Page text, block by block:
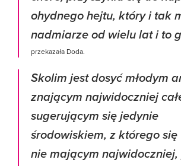
ohydnego hejtu, który i tak
nadmiarze od wielu lat i to
przekazała Doda.
Skolim jest dosyć młodym
znającym najwidoczniej
sugerującym się jedynie
środowiskiem, z którego się
nie mającym najwidoczniej,